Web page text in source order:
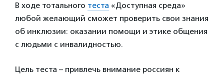
В ходе тотального теста «Доступная среда»
любой желающий сможет проверить свои знания
об инклюзии: оказании помощи и этике общения
с людьми с инвалидностью.
Цель теста – привлечь внимание россиян к